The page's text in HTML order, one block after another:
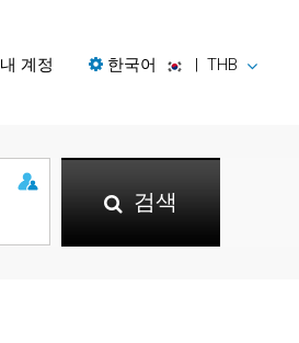
내 계정 한국어 | THB
검색